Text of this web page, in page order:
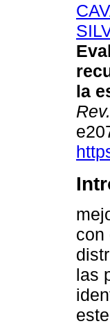
la
con
las